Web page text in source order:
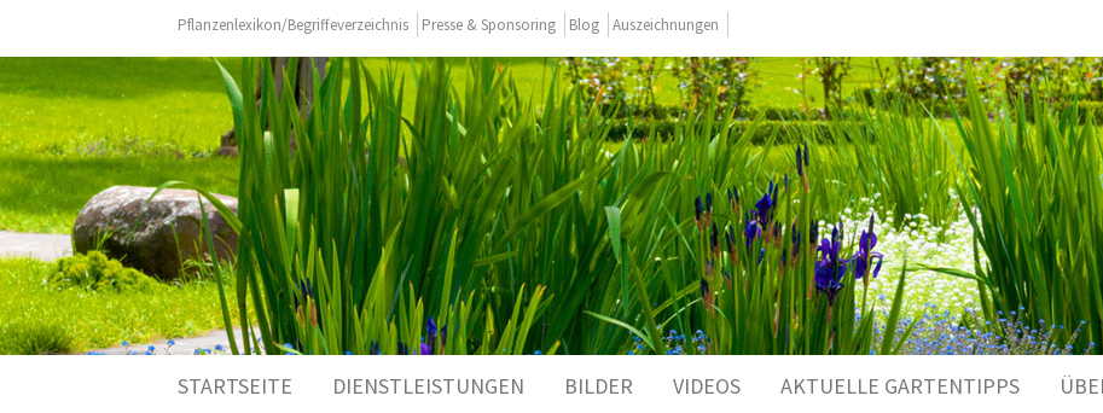
Pflanzenlexikon/Begriffeverzeichnis Presse & Sponsoring Blog Auszeichnungen
Inhalt
STARTSEITE DIENSTLEISTUNGEN BILDER VIDEOS AKTUELLE GARTENTIPPS